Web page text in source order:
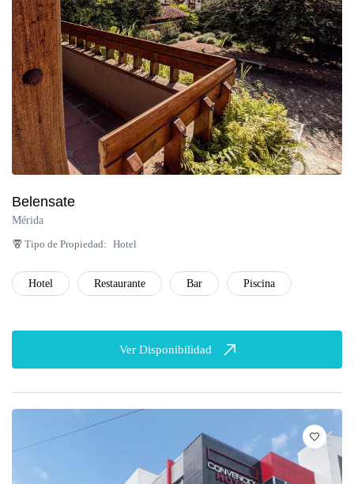
Belensate
Mérida
Tipo de Propiedad: Hotel
Hotel Restaurante Bar Piscina
Ver Disponibilidad